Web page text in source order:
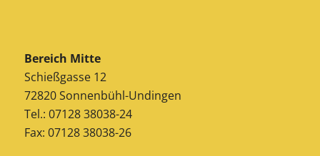
Bereich Mitte
Schießgasse 12
72820 Sonnenbühl-Undingen
Tel.: 07128 38038-24
Fax: 07128 38038-26